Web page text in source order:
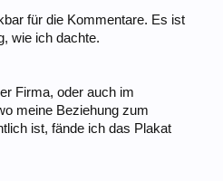
für die Kommentare. Es ist
wie ich dachte.
Firma, oder auch im
meine Beziehung zum
ist, fände ich das Plakat